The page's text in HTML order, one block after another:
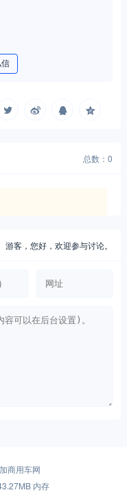
信
总数：0
游客，您好，欢迎参与讨论。
商用车网
内存